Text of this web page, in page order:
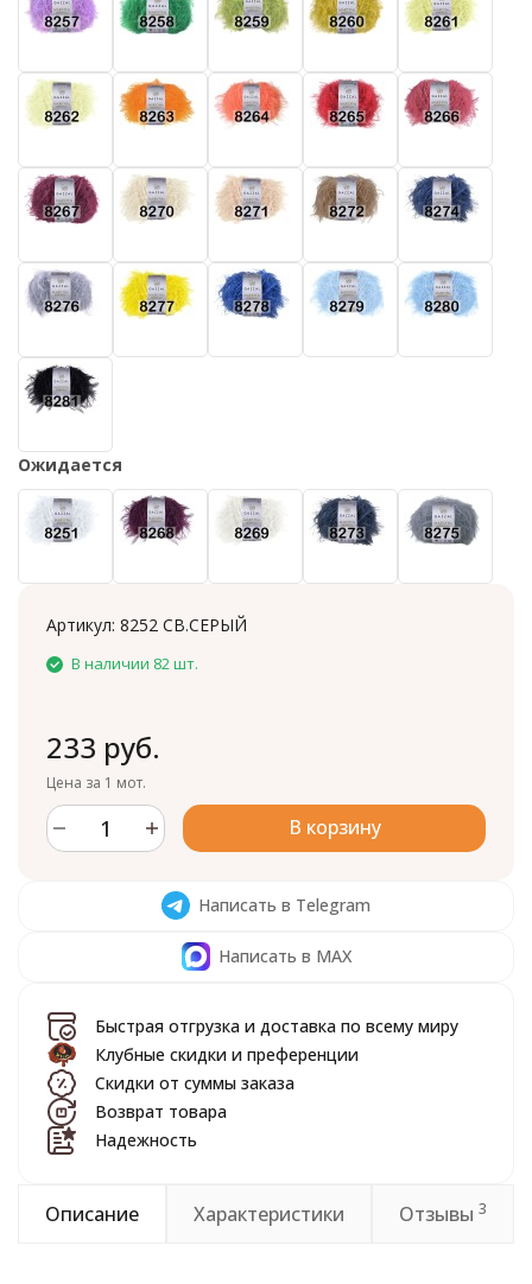
Ожидается
Артикул: 8252 СВ.СЕРЫЙ
В наличии 82 шт.
233 руб.
Цена за 1 мот.
В корзину
Написать в Telegram
Написать в MAX
Быстрая отгрузка и доставка по всему миру
Клубные скидки и преференции
Скидки от суммы заказа
Возврат товара
Надежность
Описание Характеристики Отзывы 3